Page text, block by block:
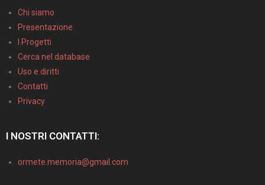
Chi siamo
Presentazione
I Progetti
Cerca nel database
Uso e diritti
Contatti
Privacy
I NOSTRI CONTATTI:
ormete.memoria@gmail.com